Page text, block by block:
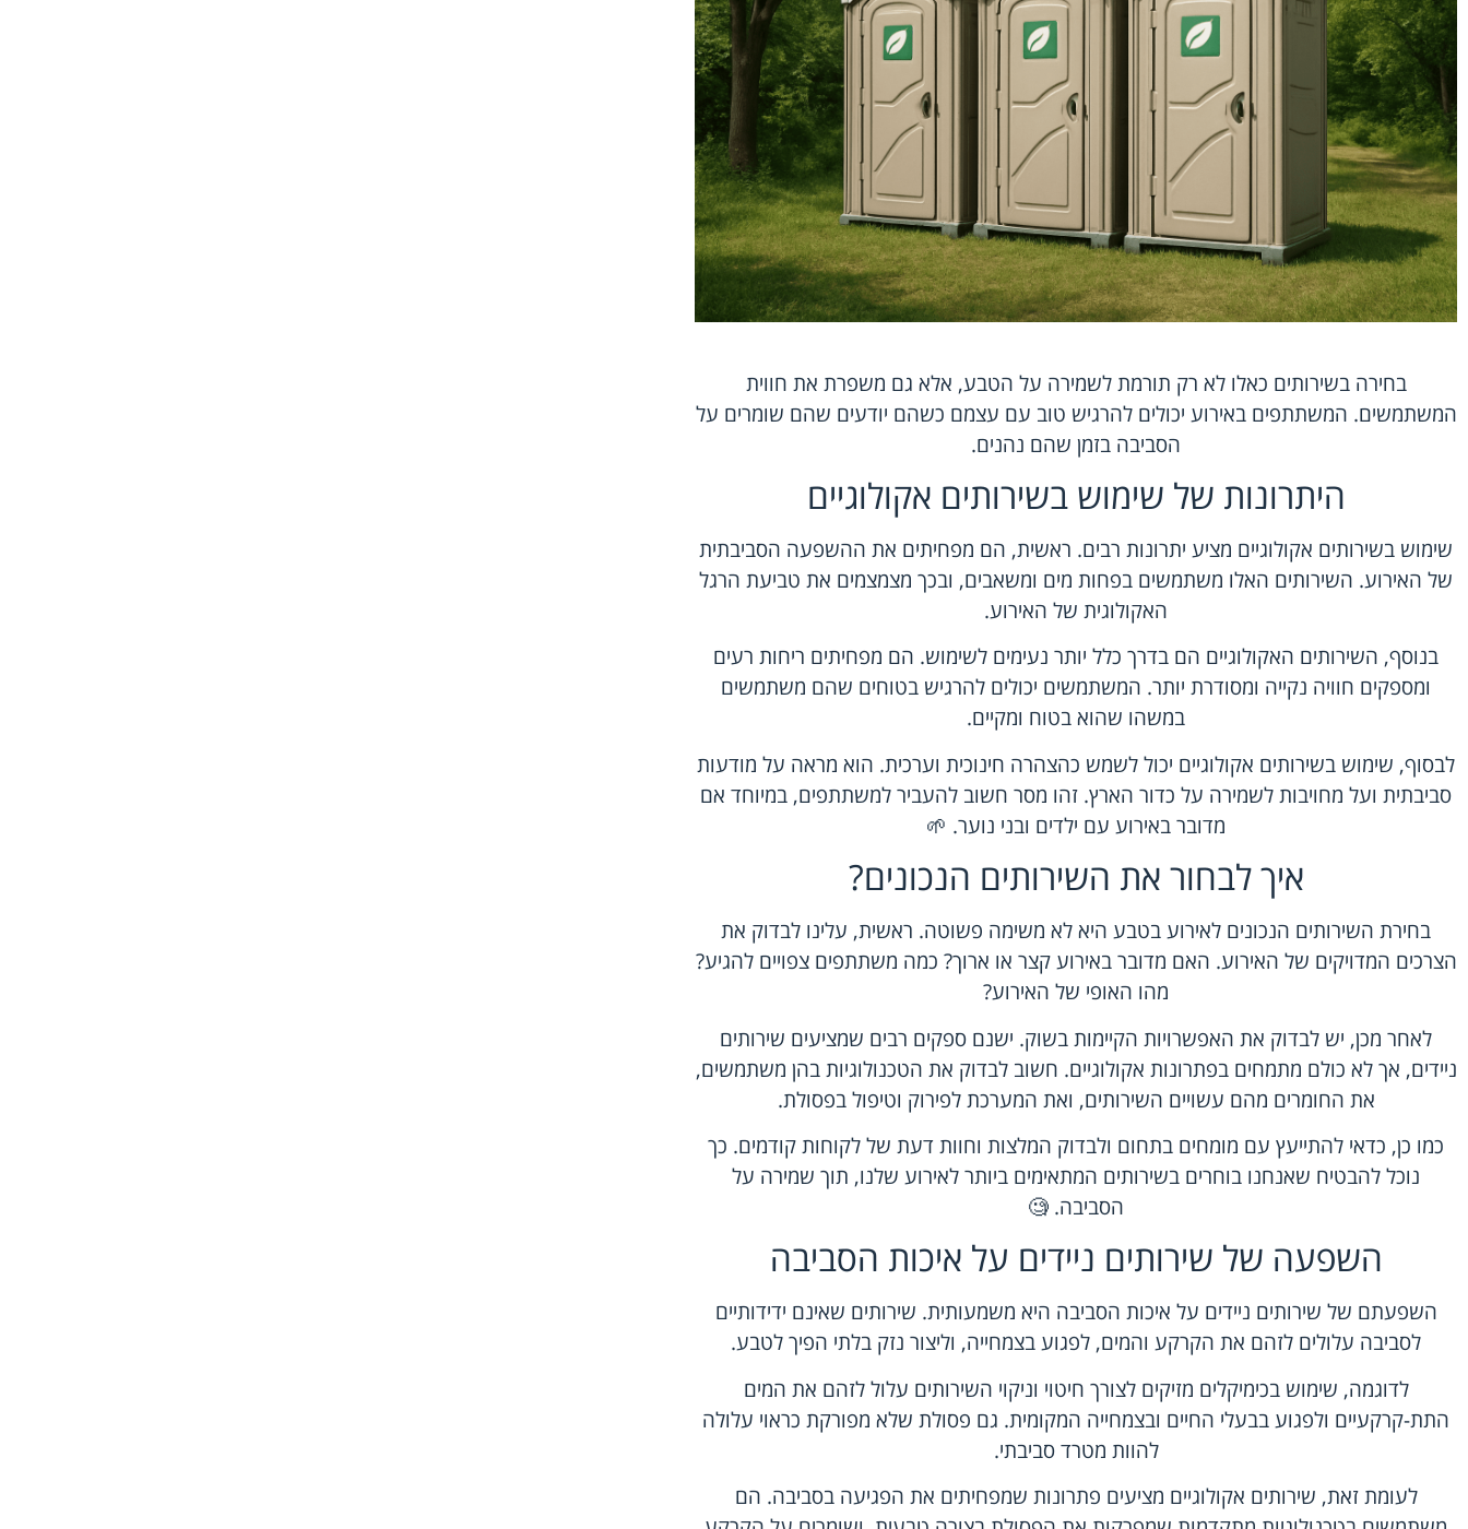
בחירה בשירותים כאלו לא רק תורמת לשמירה על הטבע, אלא גם משפרת את חווית
המשתמשים. המשתתפים באירוע יכולים להרגיש טוב עם עצמם כשהם יודעים שהם שומרים על
הסביבה בזמן שהם נהנים.
היתרונות של שימוש בשירותים אקולוגיים
שימוש בשירותים אקולוגיים מציע יתרונות רבים. ראשית, הם מפחיתים את ההשפעה הסביבתית
של האירוע. השירותים האלו משתמשים בפחות מים ומשאבים, ובכך מצמצמים את טביעת הרגל
האקולוגית של האירוע.
בנוסף, השירותים האקולוגיים הם בדרך כלל יותר נעימים לשימוש. הם מפחיתים ריחות רעים
ומספקים חוויה נקייה ומסודרת יותר. המשתמשים יכולים להרגיש בטוחים שהם משתמשים
במשהו שהוא בטוח ומקיים.
לבסוף, שימוש בשירותים אקולוגיים יכול לשמש כהצהרה חינוכית וערכית. הוא מראה על מודעות
סביבתית ועל מחויבות לשמירה על כדור הארץ. זהו מסר חשוב להעביר למשתתפים, במיוחד אם
מדובר באירוע עם ילדים ובני נוער. 🌱
איך לבחור את השירותים הנכונים?
בחירת השירותים הנכונים לאירוע בטבע היא לא משימה פשוטה. ראשית, עלינו לבדוק את
הצרכים המדויקים של האירוע. האם מדובר באירוע קצר או ארוך? כמה משתתפים צפויים להגיע?
מהו האופי של האירוע?
לאחר מכן, יש לבדוק את האפשרויות הקיימות בשוק. ישנם ספקים רבים שמציעים שירותים
ניידים, אך לא כולם מתמחים בפתרונות אקולוגיים. חשוב לבדוק את הטכנולוגיות בהן משתמשים,
את החומרים מהם עשויים השירותים, ואת המערכת לפירוק וטיפול בפסולת.
כמו כן, כדאי להתייעץ עם מומחים בתחום ולבדוק המלצות וחוות דעת של לקוחות קודמים. כך
נוכל להבטיח שאנחנו בוחרים בשירותים המתאימים ביותר לאירוע שלנו, תוך שמירה על
הסביבה. 🧐
השפעה של שירותים ניידים על איכות הסביבה
השפעתם של שירותים ניידים על איכות הסביבה היא משמעותית. שירותים שאינם ידידותיים
לסביבה עלולים לזהם את הקרקע והמים, לפגוע בצמחייה, וליצור נזק בלתי הפיך לטבע.
לדוגמה, שימוש בכימיקלים מזיקים לצורך חיטוי וניקוי השירותים עלול לזהם את המים
התת-קרקעיים ולפגוע בבעלי החיים ובצמחייה המקומית. גם פסולת שלא מפורקת כראוי עלולה
להוות מטרד סביבתי.
לעומת זאת, שירותים אקולוגיים מציעים פתרונות שמפחיתים את הפגיעה בסביבה. הם